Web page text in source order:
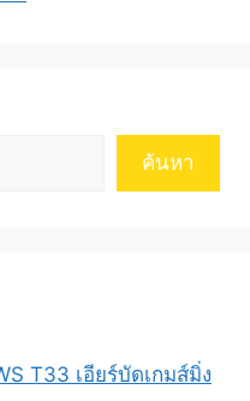
ค้นหา
T33 เอียร์บัดเกมส์มิ่ง